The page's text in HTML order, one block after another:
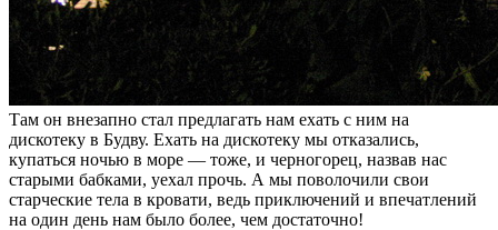
Там он внезапно стал предлагать нам ехать с ним на
дискотеку в Будву. Ехать на дискотеку мы отказались,
купаться ночью в море — тоже, и черногорец, назвав нас
старыми бабками, уехал прочь. А мы поволочили свои
старческие тела в кровати, ведь приключений и впечатлений
на один день нам было более, чем достаточно!